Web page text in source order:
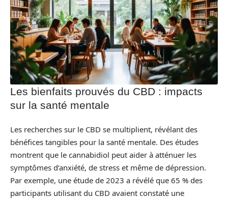
Les bienfaits prouvés du CBD : impacts
sur la santé mentale
Les recherches sur le CBD se multiplient, révélant des
bénéfices tangibles pour la santé mentale. Des études
montrent que le cannabidiol peut aider à atténuer les
symptômes d’anxiété, de stress et même de dépression.
Par exemple, une étude de 2023 a révélé que 65 % des
participants utilisant du CBD avaient constaté une